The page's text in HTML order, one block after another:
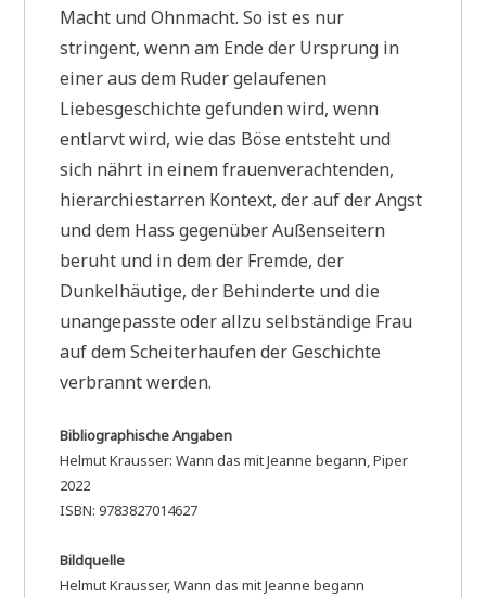
Macht und Ohnmacht. So ist es nur
stringent, wenn am Ende der Ursprung in
einer aus dem Ruder gelaufenen
Liebesgeschichte gefunden wird, wenn
entlarvt wird, wie das Böse entsteht und
sich nährt in einem frauenverachtenden,
hierarchiestarren Kontext, der auf der Angst
und dem Hass gegenüber Außenseitern
beruht und in dem der Fremde, der
Dunkelhäutige, der Behinderte und die
unangepasste oder allzu selbständige Frau
auf dem Scheiterhaufen der Geschichte
verbrannt werden.
Bibliographische Angaben
Helmut Krausser: Wann das mit Jeanne begann, Piper
2022
ISBN: 9783827014627
Bildquelle
Helmut Krausser, Wann das mit Jeanne begann